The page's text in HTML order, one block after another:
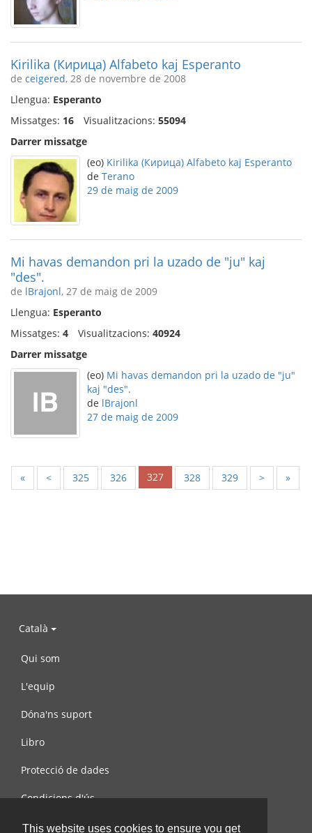
This website uses cookies to ensure you get
Kirilika (Кирица) Alfabeto kaj Esperanto
de ceigered, 28 de novembre de 2008
Llengua: Esperanto
Missatges: 16 Visualitzacions: 55094
Darrer missatge
(eo) Kirilika (Кирица) Alfabeto kaj Esperanto
de Terano
29 de maig de 2009
Mi havas demandon pri la uzado de "ju" kaj
"des".
de lBrajonl, 27 de maig de 2009
Llengua: Esperanto
Missatges: 4 Visualitzacions: 40924
Darrer missatge
(eo) Mi havas demandon pri la uzado de "ju"
kaj "des".
de lBrajonl
27 de maig de 2009
« < 325 326 327 328 329 > »
Català
Qui som
L'equip
Dóna'ns suport
Libro
Protecció de dades
Condicions d'ús
Contacta amb nosaltres